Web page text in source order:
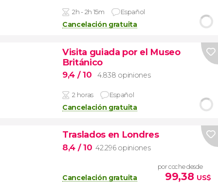
2h - 2h 15m Español
Cancelación gratuita
Visita guiada por el Museo
Británico
9,4 / 10 4.838 opiniones
2 horas Español
Cancelación gratuita
Traslados en Londres
8,4 / 10 42.296 opiniones
Cancelación gratuita
por coche desde
99,38 US$